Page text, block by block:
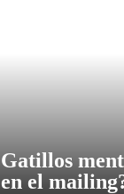
Gatillos
en el